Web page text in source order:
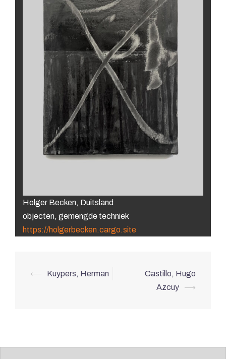
Holger Becken, Duitsland
objecten, gemengde techniek
https://holgerbecken.cargo.site
Berichtnavigatie
⟵ Kuypers, Herman
Castillo, Hugo
Azcuy
⟶